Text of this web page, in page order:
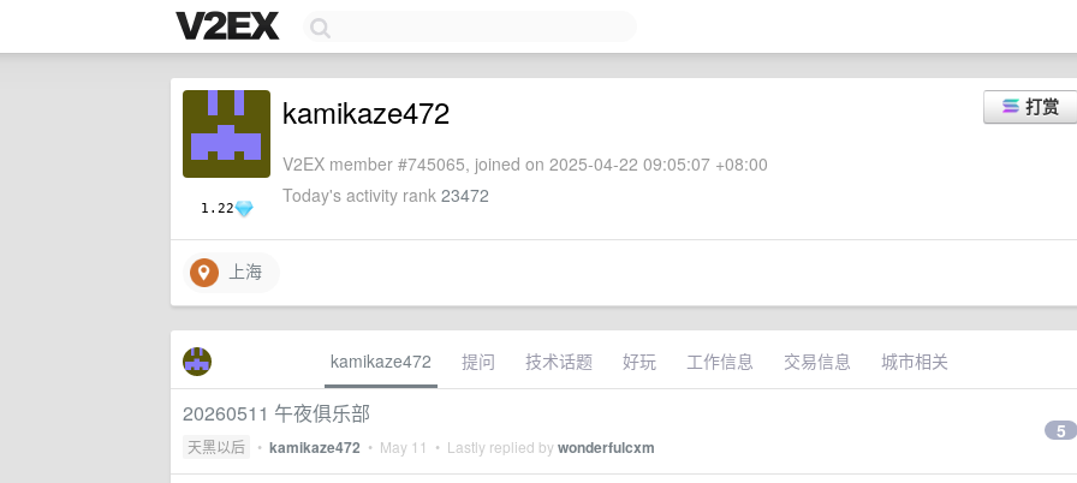
1.22
打赏
kamikaze472
V2EX member #745065, joined on 2025-04-22 09:05:07 +08:00
Today's activity rank 23472
上海
kamikaze472 提问 技术话题 好玩 工作信息 交易信息 城市相关
20260511 午夜俱乐部
天黑以后 • kamikaze472 • May 11 • Lastly replied bywonderfulcxm
5